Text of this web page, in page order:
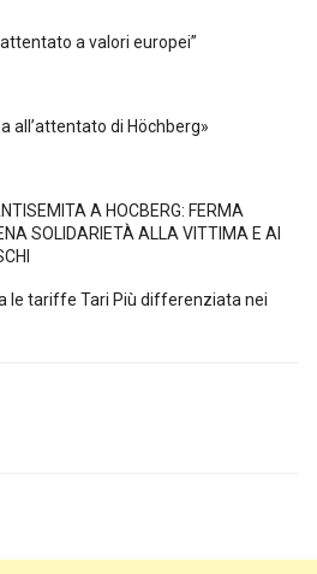
a valori europei”
all’attentato di Höchberg»
A HÖCBERG: FERMA
SOLIDARIETÀ ALLA VITTIMA E AI
le tariffe Tari Più differenziata nei